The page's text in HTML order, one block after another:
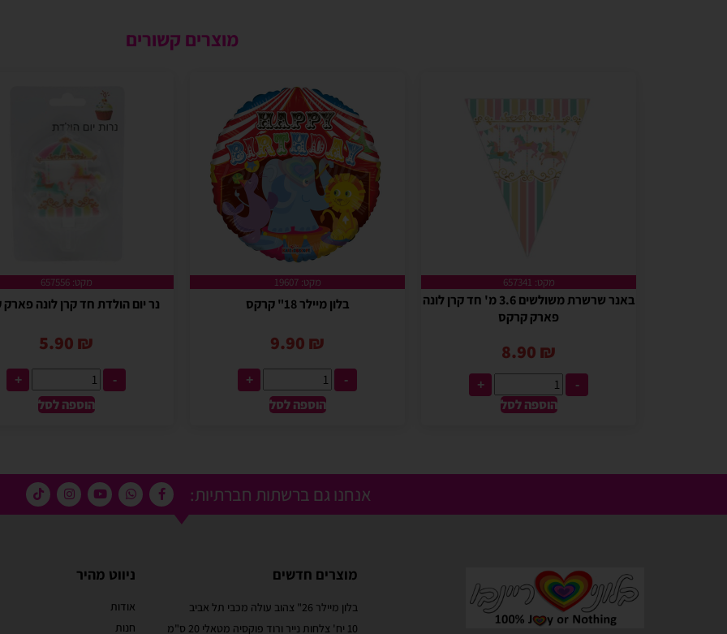
מוצרים קשורים
מקט: 657341
באנר שרשרת משולשים 3.6 מ' חד קרן לונה
פארק קרקס
8.90 ₪
-
+
הוספה לסל
מקט: 19607
בלון מיילר 18" קרקס
9.90 ₪
-
+
הוספה לסל
מקט: 657556
נר יום הולדת חד קרן לונה
5.90 ₪
-
+
הוספה לסל
אנחנו גם ברשתות חברתיות:
מוצרים חדשים
בלון מיילר 26" צהוב עולה מכבי תל אביב
10 יח' צלחות נייר ורוד פוקסיה מטאלי 20 ס"מ
ניווט מהיר
אודות
חנות